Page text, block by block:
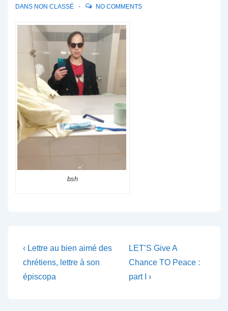
DANS NON CLASSÉ NO COMMENTS
bsh
Navigation
de
l’article
Previous
Post
is
‹ Lettre au bien aimé des
chrétiens, lettre à son
épiscopa
Next
Post
is
LET’S Give A
Chance TO Peace :
part I ›